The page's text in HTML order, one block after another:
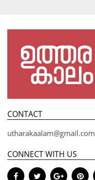
CONTACT
utharakaalam@gmail.com
CONNECT WITH US